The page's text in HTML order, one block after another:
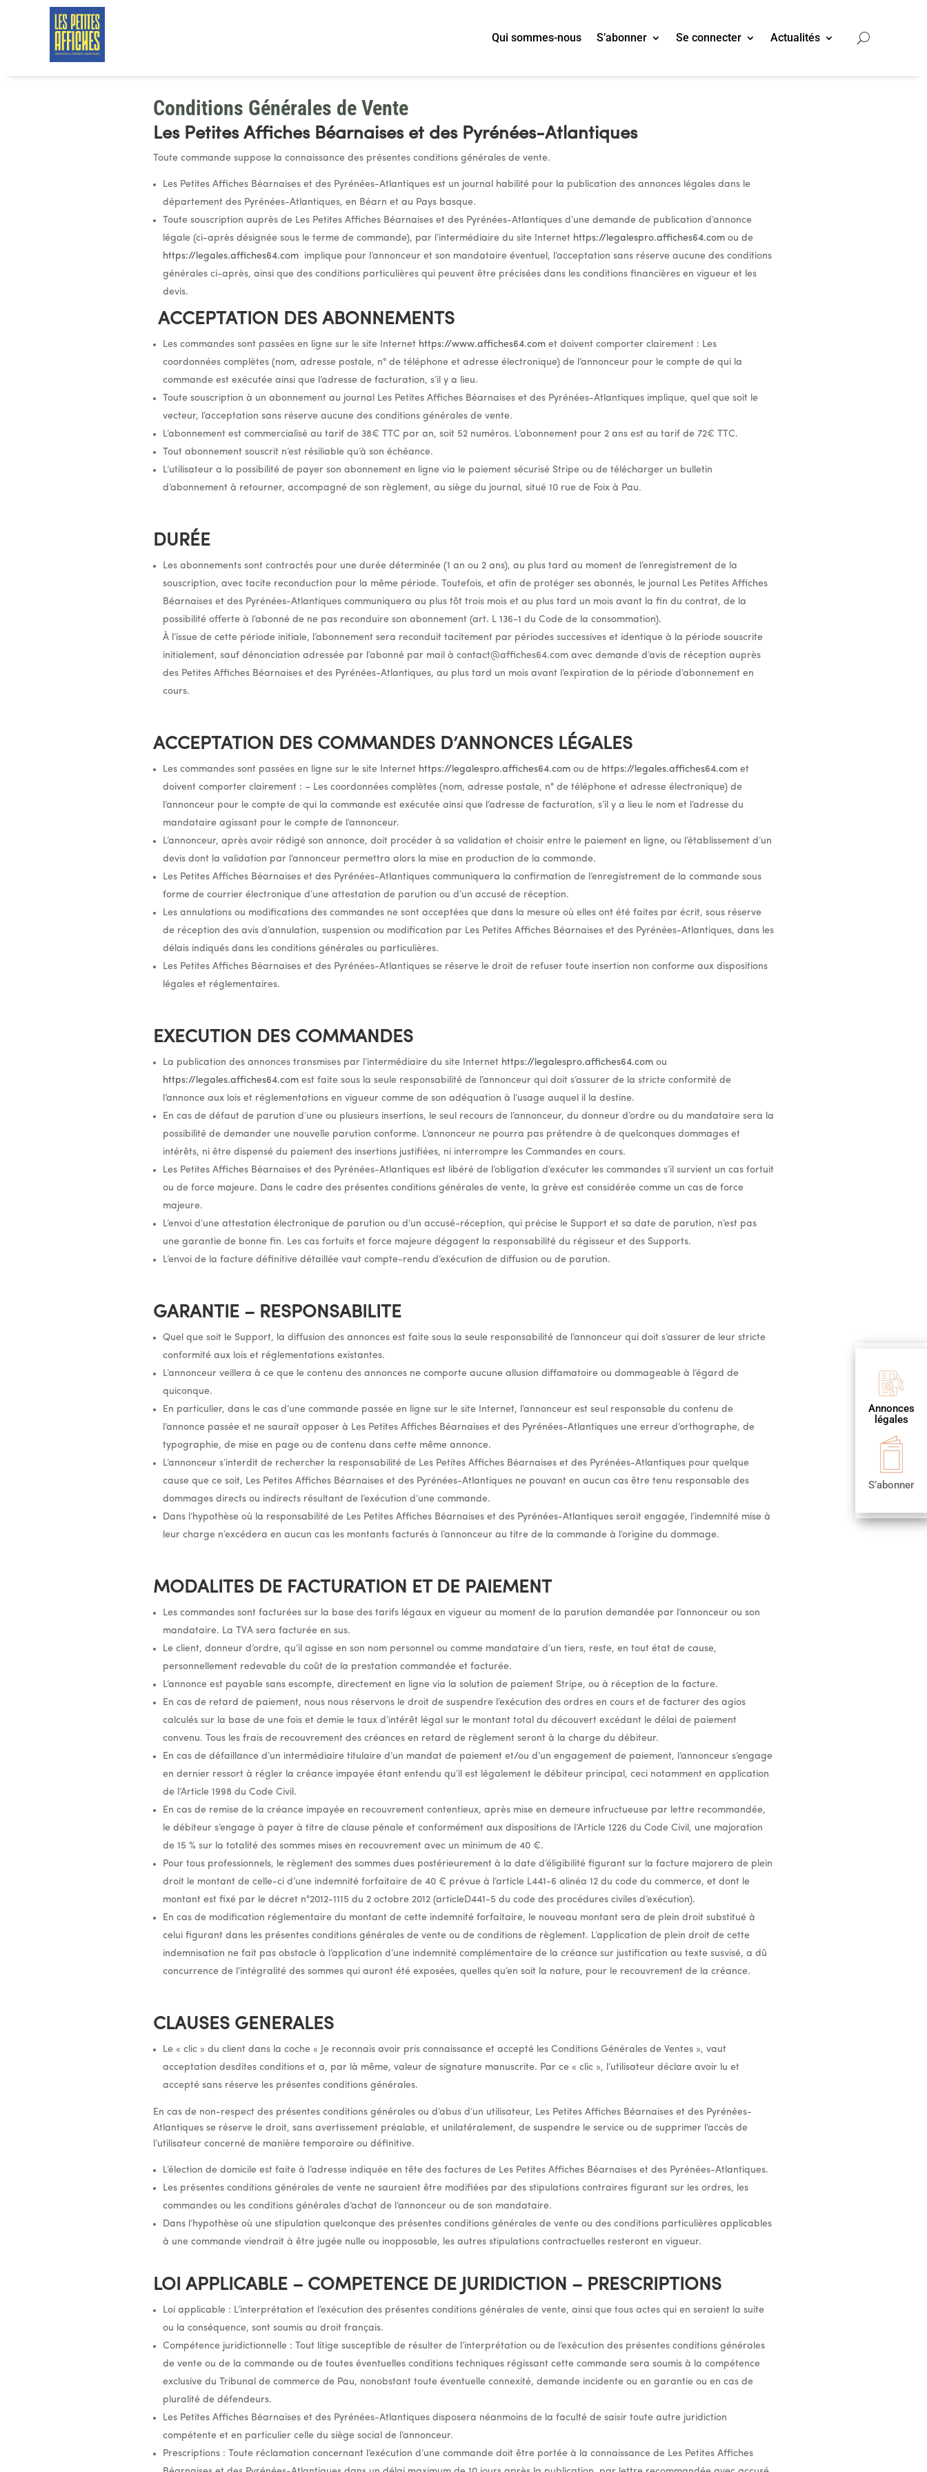
Qui sommes-nous S’abonner Se connecter Actualités
Annonces
légales
S’abonner
une annonce
légale
S’abonner
Conditions Générales de Vente
Les Petites Affiches Béarnaises et des Pyrénées-Atlantiques
Toute commande suppose la connaissance des présentes conditions générales de vente.
Les Petites Affiches Béarnaises et des Pyrénées-Atlantiques est un journal habilité pour la publication des annonces légales dans le
département des Pyrénées-Atlantiques, en Béarn et au Pays basque.
Toute souscription auprès de Les Petites Affiches Béarnaises et des Pyrénées-Atlantiques d’une demande de publication d’annonce
légale (ci-après désignée sous le terme de commande), par l’intermédiaire du site Internet https://legalespro.affiches64.com ou de
https://legales.affiches64.com implique pour l’annonceur et son mandataire éventuel, l’acceptation sans réserve aucune des conditions
générales ci-après, ainsi que des conditions particulières qui peuvent être précisées dans les conditions financières en vigueur et les
devis.
ACCEPTATION DES ABONNEMENTS
Les commandes sont passées en ligne sur le site Internet https://www.affiches64.com et doivent comporter clairement : Les
coordonnées complètes (nom, adresse postale, n° de téléphone et adresse électronique) de l’annonceur pour le compte de qui la
commande est exécutée ainsi que l’adresse de facturation, s’il y a lieu.
Toute souscription à un abonnement au journal Les Petites Affiches Béarnaises et des Pyrénées-Atlantiques implique, quel que soit le
vecteur, l’acceptation sans réserve aucune des conditions générales de vente.
L’abonnement est commercialisé au tarif de 38€ TTC par an, soit 52 numéros. L’abonnement pour 2 ans est au tarif de 72€ TTC.
Tout abonnement souscrit n’est résiliable qu’à son échéance.
L’utilisateur a la possibilité de payer son abonnement en ligne via le paiement sécurisé Stripe ou de télécharger un bulletin
d’abonnement à retourner, accompagné de son règlement, au siège du journal, situé 10 rue de Foix à Pau.
DURÉE
Les abonnements sont contractés pour une durée déterminée (1 an ou 2 ans), au plus tard au moment de l’enregistrement de la
souscription, avec tacite reconduction pour la même période. Toutefois, et afin de protéger ses abonnés, le journal Les Petites Affiches
Béarnaises et des Pyrénées-Atlantiques communiquera au plus tôt trois mois et au plus tard un mois avant la fin du contrat, de la
possibilité offerte à l’abonné de ne pas reconduire son abonnement (art. L 136-1 du Code de la consommation).
À l’issue de cette période initiale, l’abonnement sera reconduit tacitement par périodes successives et identique à la période souscrite
initialement, sauf dénonciation adressée par l’abonné par mail à contact@affiches64.com avec demande d’avis de réception auprès
des Petites Affiches Béarnaises et des Pyrénées-Atlantiques, au plus tard un mois avant l’expiration de la période d’abonnement en
cours.
ACCEPTATION DES COMMANDES D’ANNONCES LÉGALES
Les commandes sont passées en ligne sur le site Internet https://legalespro.affiches64.com ou de https://legales.affiches64.com et
doivent comporter clairement : – Les coordonnées complètes (nom, adresse postale, n° de téléphone et adresse électronique) de
l’annonceur pour le compte de qui la commande est exécutée ainsi que l’adresse de facturation, s’il y a lieu le nom et l’adresse du
mandataire agissant pour le compte de l’annonceur.
L’annonceur, après avoir rédigé son annonce, doit procéder à sa validation et choisir entre le paiement en ligne, ou l’établissement d’un
devis dont la validation par l’annonceur permettra alors la mise en production de la commande.
Les Petites Affiches Béarnaises et des Pyrénées-Atlantiques communiquera la confirmation de l’enregistrement de la commande sous
forme de courrier électronique d’une attestation de parution ou d’un accusé de réception.
Les annulations ou modifications des commandes ne sont acceptées que dans la mesure où elles ont été faites par écrit, sous réserve
de réception des avis d’annulation, suspension ou modification par Les Petites Affiches Béarnaises et des Pyrénées-Atlantiques, dans les
délais indiqués dans les conditions générales ou particulières.
Les Petites Affiches Béarnaises et des Pyrénées-Atlantiques se réserve le droit de refuser toute insertion non conforme aux dispositions
légales et réglementaires.
EXECUTION DES COMMANDES
La publication des annonces transmises par l’intermédiaire du site Internet https://legalespro.affiches64.com ou
https://legales.affiches64.com est faite sous la seule responsabilité de l’annonceur qui doit s’assurer de la stricte conformité de
l’annonce aux lois et réglementations en vigueur comme de son adéquation à l’usage auquel il la destine.
En cas de défaut de parution d’une ou plusieurs insertions, le seul recours de l’annonceur, du donneur d’ordre ou du mandataire sera la
possibilité de demander une nouvelle parution conforme. L’annonceur ne pourra pas prétendre à de quelconques dommages et
intérêts, ni être dispensé du paiement des insertions justifiées, ni interrompre les Commandes en cours.
Les Petites Affiches Béarnaises et des Pyrénées-Atlantiques est libéré de l’obligation d’exécuter les commandes s’il survient un cas fortuit
ou de force majeure. Dans le cadre des présentes conditions générales de vente, la grève est considérée comme un cas de force
majeure.
L’envoi d’une attestation électronique de parution ou d’un accusé-réception, qui précise le Support et sa date de parution, n’est pas
une garantie de bonne fin. Les cas fortuits et force majeure dégagent la responsabilité du régisseur et des Supports.
L’envoi de la facture définitive détaillée vaut compte-rendu d’exécution de diffusion ou de parution.
GARANTIE – RESPONSABILITE
Quel que soit le Support, la diffusion des annonces est faite sous la seule responsabilité de l’annonceur qui doit s’assurer de leur stricte
conformité aux lois et réglementations existantes.
L’annonceur veillera à ce que le contenu des annonces ne comporte aucune allusion diffamatoire ou dommageable à l’égard de
quiconque.
En particulier, dans le cas d’une commande passée en ligne sur le site Internet, l’annonceur est seul responsable du contenu de
l’annonce passée et ne saurait opposer à Les Petites Affiches Béarnaises et des Pyrénées-Atlantiques une erreur d’orthographe, de
typographie, de mise en page ou de contenu dans cette même annonce.
L’annonceur s’interdit de rechercher la responsabilité de Les Petites Affiches Béarnaises et des Pyrénées-Atlantiques pour quelque
cause que ce soit, Les Petites Affiches Béarnaises et des Pyrénées-Atlantiques ne pouvant en aucun cas être tenu responsable des
dommages directs ou indirects résultant de l’exécution d’une commande.
Dans l’hypothèse où la responsabilité de Les Petites Affiches Béarnaises et des Pyrénées-Atlantiques serait engagée, l’indemnité mise à
leur charge n’excédera en aucun cas les montants facturés à l’annonceur au titre de la commande à l’origine du dommage.
MODALITES DE FACTURATION ET DE PAIEMENT
Les commandes sont facturées sur la base des tarifs légaux en vigueur au moment de la parution demandée par l’annonceur ou son
mandataire. La TVA sera facturée en sus.
Le client, donneur d’ordre, qu’il agisse en son nom personnel ou comme mandataire d’un tiers, reste, en tout état de cause,
personnellement redevable du coût de la prestation commandée et facturée.
L’annonce est payable sans escompte, directement en ligne via la solution de paiement Stripe, ou à réception de la facture.
En cas de retard de paiement, nous nous réservons le droit de suspendre l’exécution des ordres en cours et de facturer des agios
calculés sur la base de une fois et demie le taux d’intérêt légal sur le montant total du découvert excédant le délai de paiement
convenu. Tous les frais de recouvrement des créances en retard de règlement seront à la charge du débiteur.
En cas de défaillance d’un intermédiaire titulaire d’un mandat de paiement et/ou d’un engagement de paiement, l’annonceur s’engage
en dernier ressort à régler la créance impayée étant entendu qu’il est légalement le débiteur principal, ceci notamment en application
de l’Article 1998 du Code Civil.
En cas de remise de la créance impayée en recouvrement contentieux, après mise en demeure infructueuse par lettre recommandée,
le débiteur s’engage à payer à titre de clause pénale et conformément aux dispositions de l’Article 1226 du Code Civil, une majoration
de 15 % sur la totalité des sommes mises en recouvrement avec un minimum de 40 €.
Pour tous professionnels, le règlement des sommes dues postérieurement à la date d’éligibilité figurant sur la facture majorera de plein
droit le montant de celle-ci d’une indemnité forfaitaire de 40 € prévue à l’article L441-6 alinéa 12 du code du commerce, et dont le
montant est fixé par le décret n°2012-1115 du 2 octobre 2012 (articleD441-5 du code des procédures civiles d’exécution).
En cas de modification réglementaire du montant de cette indemnité forfaitaire, le nouveau montant sera de plein droit substitué à
celui figurant dans les présentes conditions générales de vente ou de conditions de règlement. L’application de plein droit de cette
indemnisation ne fait pas obstacle à l’application d’une indemnité complémentaire de la créance sur justification au texte susvisé, a dû
concurrence de l’intégralité des sommes qui auront été exposées, quelles qu’en soit la nature, pour le recouvrement de la créance.
CLAUSES GENERALES
Le « clic » du client dans la coche « Je reconnais avoir pris connaissance et accepté les Conditions Générales de Ventes », vaut
acceptation desdites conditions et a, par là même, valeur de signature manuscrite. Par ce « clic », l’utilisateur déclare avoir lu et
accepté sans réserve les présentes conditions générales.
En cas de non-respect des présentes conditions générales ou d’abus d’un utilisateur, Les Petites Affiches Béarnaises et des Pyrénées-
Atlantiques se réserve le droit, sans avertissement préalable, et unilatéralement, de suspendre le service ou de supprimer l’accès de
l’utilisateur concerné de manière temporaire ou définitive.
L’élection de domicile est faite à l’adresse indiquée en tête des factures de Les Petites Affiches Béarnaises et des Pyrénées-Atlantiques.
Les présentes conditions générales de vente ne sauraient être modifiées par des stipulations contraires figurant sur les ordres, les
commandes ou les conditions générales d’achat de l’annonceur ou de son mandataire.
Dans l’hypothèse où une stipulation quelconque des présentes conditions générales de vente ou des conditions particulières applicables
à une commande viendrait à être jugée nulle ou inopposable, les autres stipulations contractuelles resteront en vigueur.
LOI APPLICABLE – COMPETENCE DE JURIDICTION – PRESCRIPTIONS
Loi applicable : L’interprétation et l’exécution des présentes conditions générales de vente, ainsi que tous actes qui en seraient la suite
ou la conséquence, sont soumis au droit français.
Compétence juridictionnelle : Tout litige susceptible de résulter de l’interprétation ou de l’exécution des présentes conditions générales
de vente ou de la commande ou de toutes éventuelles conditions techniques régissant cette commande sera soumis à la compétence
exclusive du Tribunal de commerce de Pau, nonobstant toute éventuelle connexité, demande incidente ou en garantie ou en cas de
pluralité de défendeurs.
Les Petites Affiches Béarnaises et des Pyrénées-Atlantiques disposera néanmoins de la faculté de saisir toute autre juridiction
compétente et en particulier celle du siège social de l’annonceur.
Prescriptions : Toute réclamation concernant l’exécution d’une commande doit être portée à la connaissance de Les Petites Affiches